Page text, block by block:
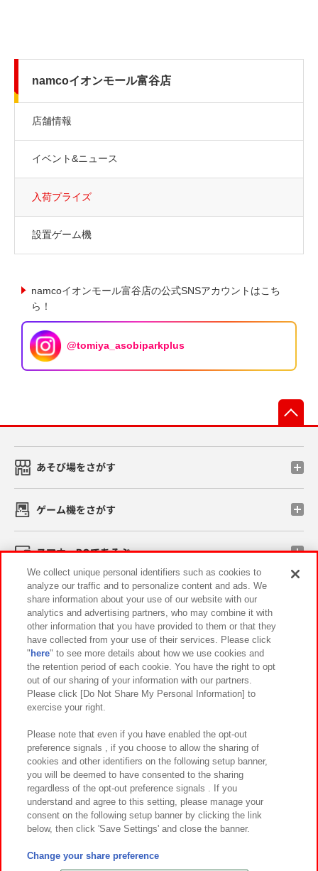
namcoイオンモール富谷店
店舗情報
イベント&ニュース
入荷プライズ
設置ゲーム機
namcoイオンモール富谷店の公式SNSアカウントはこち
ら！
@tomiya_asobiparkplus
あそび場をさがす
ゲーム機をさがす
スマホ・PCであそぶ
イベント・キャンペーン
関連会社 サステナビリティ サイトポリシー
プライバシーポリシー ウェブアクセシビリティ方針と検証結果
お取引先さまとともに
カスタマーハラスメント対応方針 よくあるご質問・お問い合わせ
©Bandai Namco Amusement Inc.
©Bandai Namco Amusement Lab Inc.
We collect unique personal identifiers such as cookies to
analyze our traffic and to personalize content and ads. We
share information about your use of our website with our
analytics and advertising partners, who may combine it with
other information that you have provided to them or that they
have collected from your use of their services. Please click
" here" to see more details about how we use cookies and
the retention period of each cookie. You have the right to opt
out of our sharing of your information with our partners.
Please click [Do Not Share My Personal Information] to
exercise your right.
Please note that even if you have enabled the opt-out
preference signals , if you choose to allow the sharing of
cookies and other identifiers on the following setup banner,
you will be deemed to have consented to the sharing
regardless of the opt-out preference signals . If you
understand and agree to this setting, please manage your
consent on the following setup banner by clicking the link
below, then click 'Save Settings' and close the banner.
Change your share preference